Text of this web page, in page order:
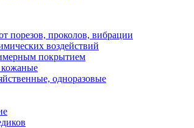
порезов, проколов, вибрации
воздействий
покрытием
одноразовые